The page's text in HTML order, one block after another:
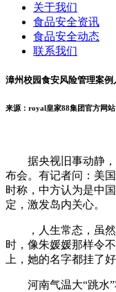
关于我们
食品安全资讯
食品安全动态
联系我们
漳州校园食安风险管理案例
来源：royal皇家88集团官方网站
据央视旧事动静，1
布会。有记者问：美
时称，中方认为是中
定，激发岛内关心。
，人生常态，虽然
时，像朱媛媛那样令
上，她的名字都挂了好
河南气温大“跳水”